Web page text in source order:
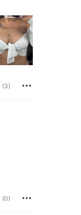
(3)
(0)